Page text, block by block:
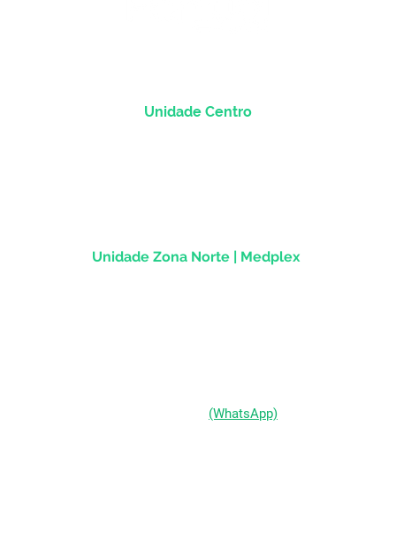
Unidade Centro
Unidade Zona Norte | Medplex
(WhatsApp)